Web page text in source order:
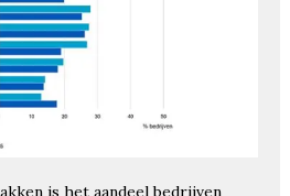
is het aandeel bedrijven